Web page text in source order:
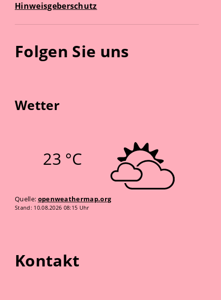
Hinweisgeberschutz
Folgen Sie uns
Wetter
23 °C
Quelle: openweathermap.org
Stand: 10.08.2026 08:15 Uhr
Kontakt